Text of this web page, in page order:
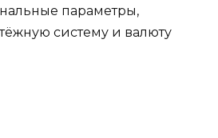
параметры,
систему и валюту